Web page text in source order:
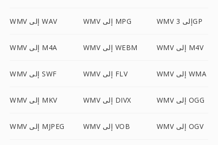
WMV إلى WAV WMV إلى MPG WMV إلى 3GP
WMV إلى M4A WMV إلى WEBM WMV إلى M4V
WMV إلى SWF WMV إلى FLV WMV إلى WMA
WMV إلى MKV WMV إلى DIVX WMV إلى OGG
WMV إلى MJPEG WMV إلى VOB WMV إلى OGV